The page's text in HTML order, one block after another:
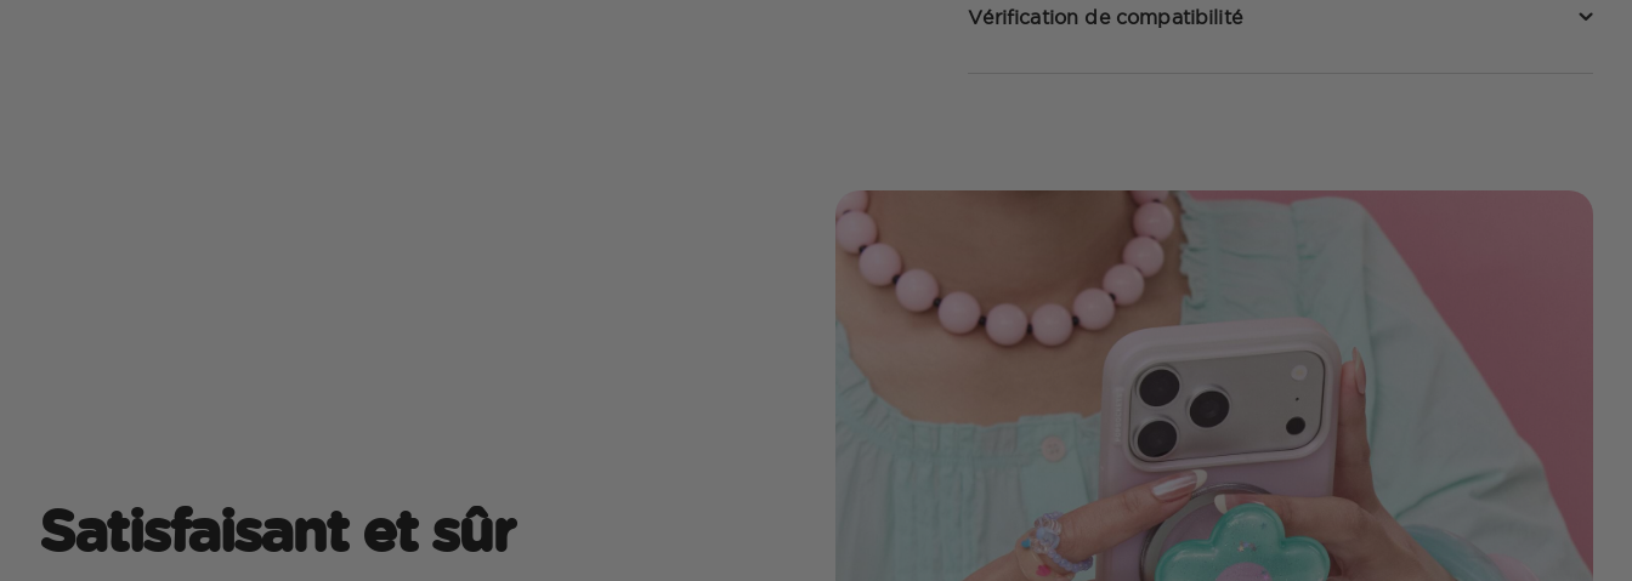
Vérification de compatibilité
Satisfaisant et sûr